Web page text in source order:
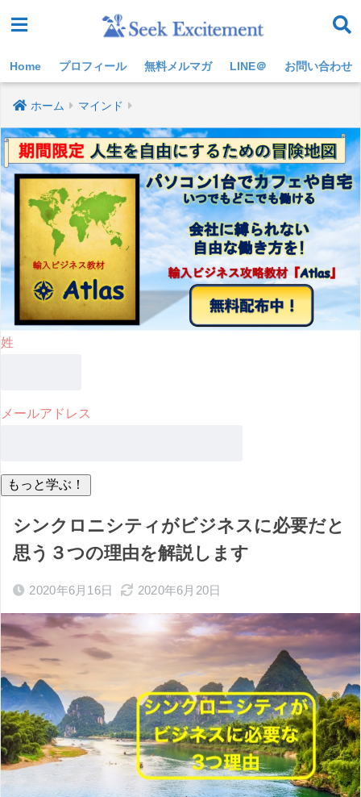
Home プロフィール 無料メルマガ LINE＠ お問い合わせ
ホーム マインド
姓
メールアドレス
シンクロニシティがビジネスに必要だと
思う３つの理由を解説します
2020年6月16日 2020年6月20日